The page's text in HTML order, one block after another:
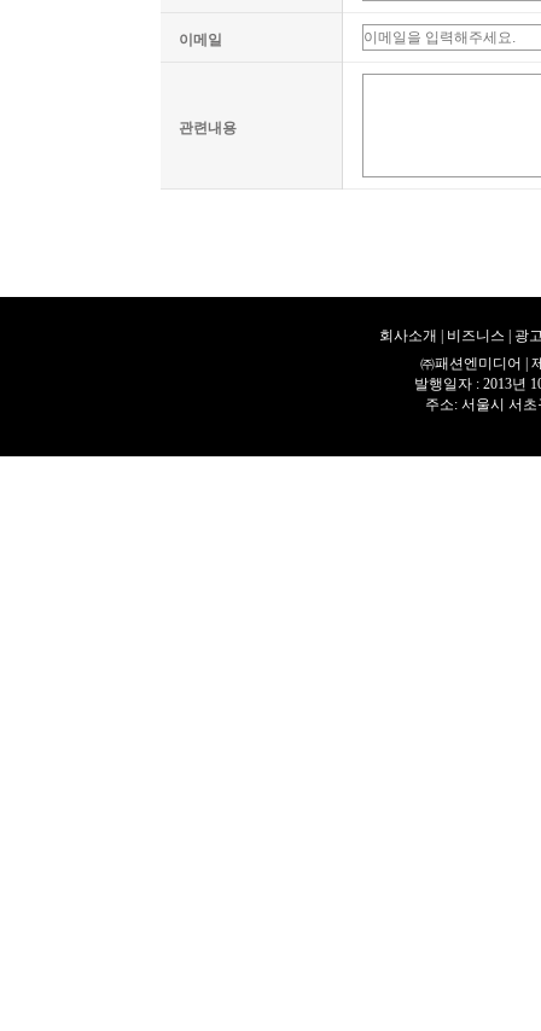
이메일
관련내용
회사소개 | 비즈니스 | 광
㈜패션엔미디어 |
발행일자 : 2013년
주소: 서울시 서초